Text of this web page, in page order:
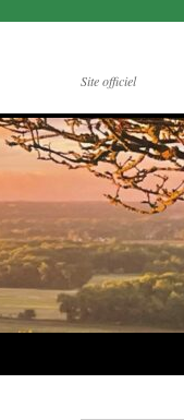
Site officiel